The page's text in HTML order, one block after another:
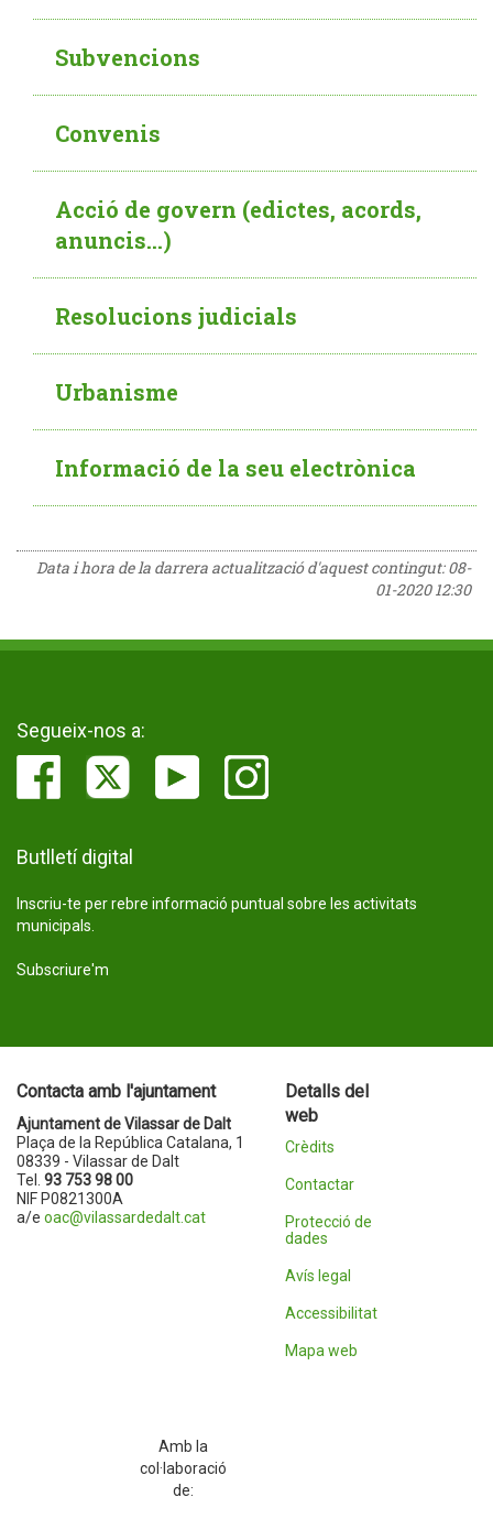
Subvencions
Convenis
Acció de govern (edictes, acords,
anuncis...)
Resolucions judicials
Urbanisme
Informació de la seu electrònica
Data i hora de la darrera actualització d'aquest contingut:08-
01-2020 12:30
Segueix-nos a:
Butlletí digital
Inscriu-te per rebre informació puntual sobre les activitats
municipals.
Subscriure'm
Contacta amb l'ajuntament
Ajuntament de Vilassar de Dalt
Plaça de la República Catalana, 1
08339 - Vilassar de Dalt
Tel. 93 753 98 00
NIF P0821300A
a/e oac@vilassardedalt.cat
Detalls del
web
Crèdits
Contactar
Protecció de
dades
Avís legal
Accessibilitat
Mapa web
Amb la
col·laboració
de: